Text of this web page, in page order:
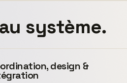
système.
design &